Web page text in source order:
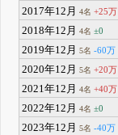
2017年12月4名 +25万
2018年12月4名 ±0
2019年12月5名 -60万
2020年12月5名 +20万
2021年12月4名 +40万
2022年12月4名 ±0
2023年12月5名 -40万